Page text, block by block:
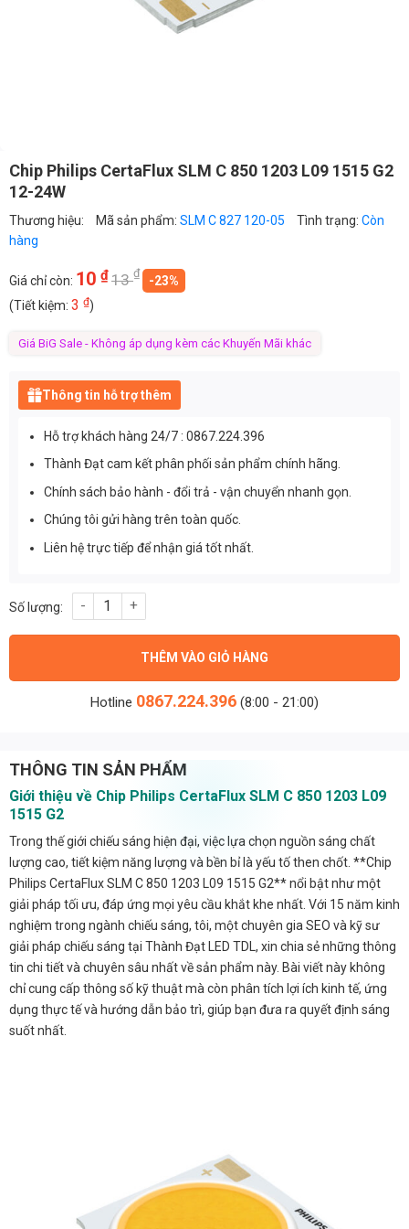
Chip Philips CertaFlux SLM C 850 1203 L09 1515 G2
12-24W
Thương hiệu: Mã sản phẩm: SLM C 827 120-05 Tình trạng: Còn
hàng
Giá chỉ còn: 10 ₫13₫
-23%
(Tiết kiệm: 3 ₫)
Giá BiG Sale - Không áp dụng kèm các Khuyến Mãi khác
Thông tin hỗ trợ thêm
Hỗ trợ khách hàng 24/7 : 0867.224.396
Thành Đạt cam kết phân phối sản phẩm chính hãng.
Chính sách bảo hành - đổi trả - vận chuyển nhanh gọn.
Chúng tôi gửi hàng trên toàn quốc.
Liên hệ trực tiếp để nhận giá tốt nhất.
Chip Philips CertaFlux SLM C 850 1203 L09 1515 G2 12-24W số
THÊM VÀO GIỎ HÀNG
Hotline 0867.224.396 (8:00 - 21:00)
THÔNG TIN SẢN PHẨM
Giới thiệu về Chip Philips CertaFlux SLM C 850 1203 L09
1515 G2
Trong thế giới chiếu sáng hiện đại, việc lựa chọn nguồn sáng chất
lượng cao, tiết kiệm năng lượng và bền bỉ là yếu tố then chốt. **Chip
Philips CertaFlux SLM C 850 1203 L09 1515 G2** nổi bật như một
giải pháp tối ưu, đáp ứng mọi yêu cầu khắt khe nhất. Với 15 năm kinh
nghiệm trong ngành chiếu sáng, tôi, một chuyên gia SEO và kỹ sư
giải pháp chiếu sáng tại Thành Đạt LED TDL, xin chia sẻ những thông
tin chi tiết và chuyên sâu nhất về sản phẩm này. Bài viết này không
chỉ cung cấp thông số kỹ thuật mà còn phân tích lợi ích kinh tế, ứng
dụng thực tế và hướng dẫn bảo trì, giúp bạn đưa ra quyết định sáng
suốt nhất.